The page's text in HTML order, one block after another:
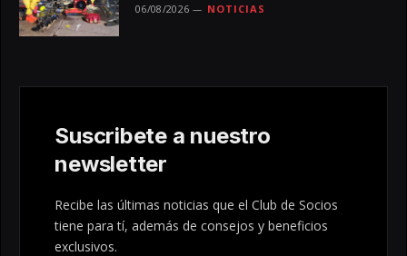
06/08/2026 NOTICIAS
Suscribete a nuestro
newsletter
Recibe las últimas noticias que el Club de Socios
tiene para tí, además de consejos y beneficios
exclusivos.